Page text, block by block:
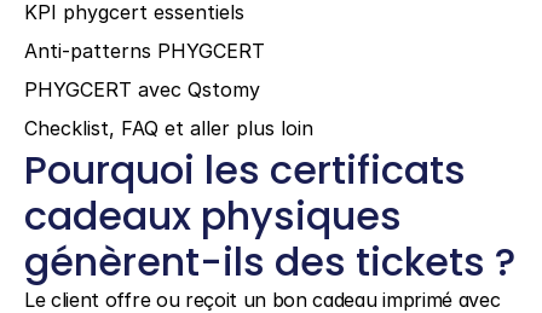
KPI phygcert essentiels
Anti-patterns PHYGCERT
PHYGCERT avec Qstomy
Checklist, FAQ et aller plus loin
Pourquoi les certificats
cadeaux physiques
génèrent-ils des tickets ?
Le client offre ou reçoit un bon cadeau imprimé avec